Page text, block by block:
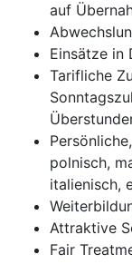
auf
Einsätze in
Tarifliche
polnisch,
italienisch,
Attraktive
Fair